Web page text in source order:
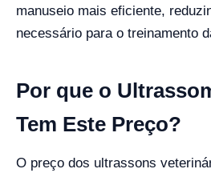
manuseio mais eficiente,
necessário para o treinamento
Por que o
Tem Este Preço?
O preço dos ultrassons